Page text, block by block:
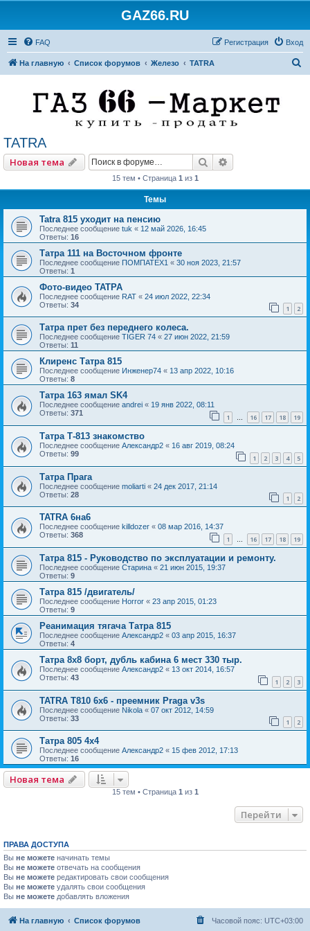
GAZ66.RU
FAQ Вход
Регистрация
На главную Список форумов Железо TATRA
TATRA
Новая тема Поиск
15 тем • Страница 1 из 1
Темы
Tatra 815 уходит на пенсию
Последнее сообщение tuk « 12 май 2026, 16:45
Ответы: 16
Татра 111 на Восточном фронте
Последнее сообщение ПОМПАТЕХ1 « 30 ноя 2023, 21:57
Ответы: 1
Фото-видео ТАТРА
Последнее сообщение RAT « 24 июл 2022, 22:34
Ответы: 34 1 2
Татра прет без переднего колеса.
Последнее сообщение TIGER 74 « 27 июн 2022, 21:59
Ответы: 11
Клиренс Татра 815
Последнее сообщение Инженер74 « 13 апр 2022, 10:16
Ответы: 8
Татра 163 ямал SK4
Последнее сообщение andrei « 19 янв 2022, 08:11
Ответы: 371 1 … 16 17 18 19
Татра Т-813 знакомство
Последнее сообщение Александр2 « 16 авг 2019, 08:24
Ответы: 99 1 2 3 4 5
Татра Прага
Последнее сообщение moliarti « 24 дек 2017, 21:14
Ответы: 28 1 2
TATRA 6на6
Последнее сообщение killdozer « 08 мар 2016, 14:37
Ответы: 368 1 … 16 17 18 19
Татра 815 - Руководство по эксплуатации и ремонту.
Последнее сообщение Старина « 21 июн 2015, 19:37
Ответы: 9
Татра 815 /двигатель/
Последнее сообщение Horror « 23 апр 2015, 01:23
Ответы: 9
Реанимация тягача Татра 815
Последнее сообщение Александр2 « 03 апр 2015, 16:37
Ответы: 4
Татра 8х8 борт, дубль кабина 6 мест 330 тыр.
Последнее сообщение Александр2 « 13 окт 2014, 16:57
Ответы: 43 1 2 3
TATRA T810 6x6 - преемник Praga v3s
Последнее сообщение Nikola « 07 окт 2012, 14:59
Ответы: 33 1 2
Татра 805 4х4
Последнее сообщение Александр2 « 15 фев 2012, 17:13
Ответы: 16
Новая тема
15 тем • Страница 1 из 1
Перейти
ПРАВА ДОСТУПА
Вы не можете начинать темы
Вы не можете отвечать на сообщения
Вы не можете редактировать свои сообщения
Вы не можете удалять свои сообщения
Вы не можете добавлять вложения
На главную Список форумов Часовой пояс: UTC+03:00